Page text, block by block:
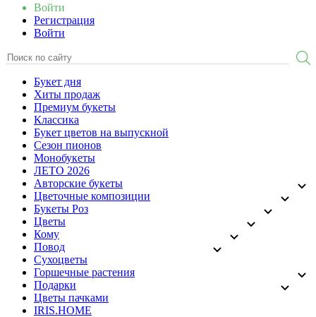
Войти
Регистрация
Войти
Букет дня
Хиты продаж
Премиум букеты
Классика
Букет цветов на выпускной
Сезон пионов
Монобукеты
ЛЕТО 2026
Авторские букеты
Цветочные композиции
Букеты Роз
Цветы
Кому
Повод
Сухоцветы
Горшечные растения
Подарки
Цветы пачками
IRIS.HOME